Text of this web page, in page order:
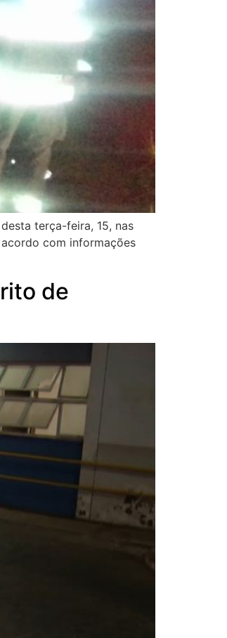
terça-feira, 15, nas
com informações
de